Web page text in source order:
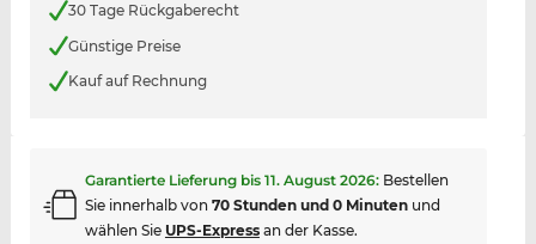
30 Tage Rückgaberecht
Günstige Preise
Kauf auf Rechnung
Garantierte Lieferung bis 11. August 2026: Bestellen
Sie innerhalb von 70 Stunden und 0 Minutenund
wählen Sie UPS-Expressan der Kasse.